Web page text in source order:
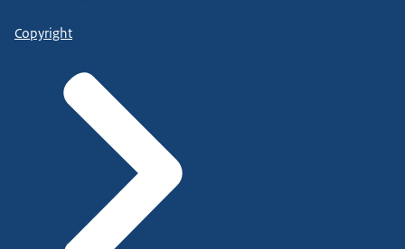
Copyright